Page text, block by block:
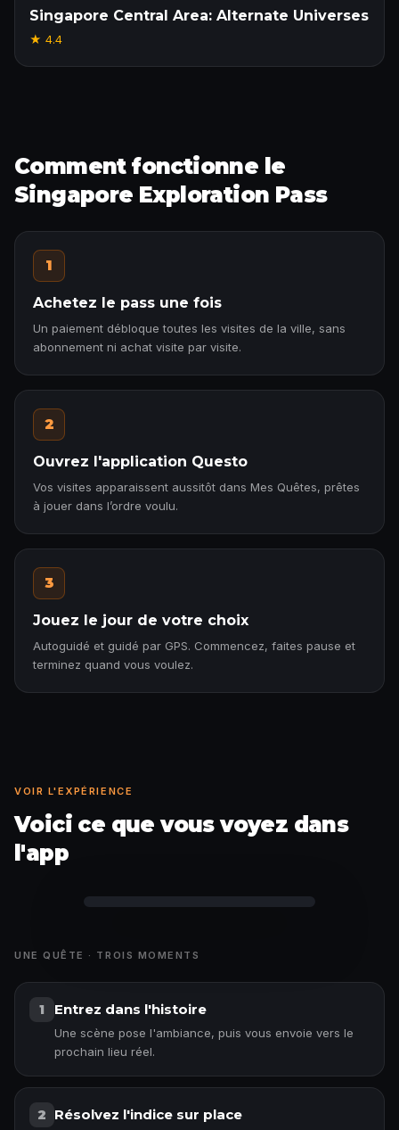
Singapore Central Area: Alternate Universes
★ 4.4
Comment fonctionne le
Singapore Exploration Pass
1
Achetez le pass une fois
Un paiement débloque toutes les visites de la ville, sans
abonnement ni achat visite par visite.
2
Ouvrez l'application Questo
Vos visites apparaissent aussitôt dans Mes Quêtes, prêtes
à jouer dans l’ordre voulu.
3
Jouez le jour de votre choix
Autoguidé et guidé par GPS. Commencez, faites pause et
terminez quand vous voulez.
VOIR L'EXPÉRIENCE
Voici ce que vous voyez dans
l'app
UNE QUÊTE · TROIS MOMENTS
1 Entrez dans l'histoire
Une scène pose l'ambiance, puis vous envoie vers le
prochain lieu réel.
2 Résolvez l'indice sur place